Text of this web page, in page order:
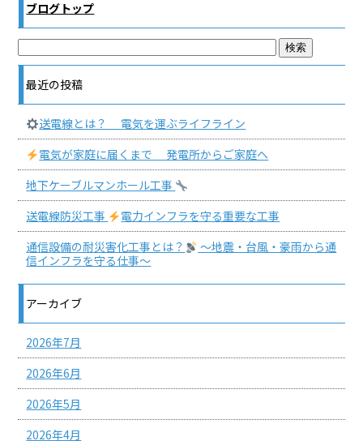
ブログトップ
最近の投稿
送電線とは？ 電気を運ぶライフライン
電気が家庭に届くまで 発電所からご家庭へ
地下ケーブルマンホール工事
送電線防災工事
電力インフラを守る重要な工事
通信設備の耐災害化工事とは？
〜地震・台風・豪雨から通
信インフラを守る仕事〜
アーカイブ
2026年7月
2026年6月
2026年5月
2026年4月